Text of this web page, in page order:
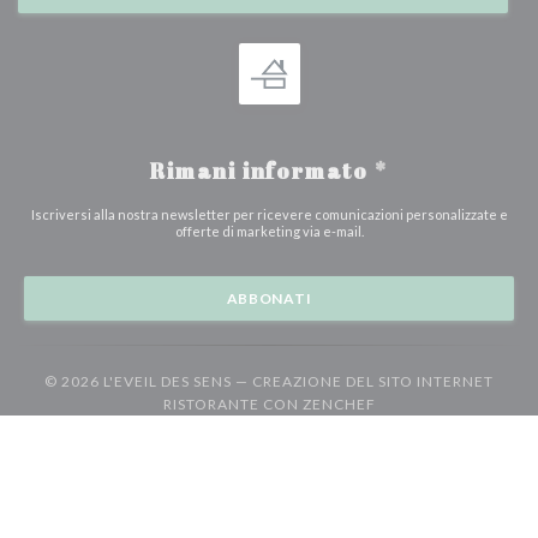
Rimani informato *
Iscriversi alla nostra newsletter per ricevere comunicazioni personalizzate e
offerte di marketing via e-mail.
ABBONATI
© 2026 L'EVEIL DES SENS — CREAZIONE DEL SITO INTERNET
RISTORANTE CON ZENCHEF